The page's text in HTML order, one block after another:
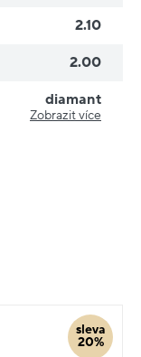
2.10
2.00
diamant
Zobrazit více
sleva
20%